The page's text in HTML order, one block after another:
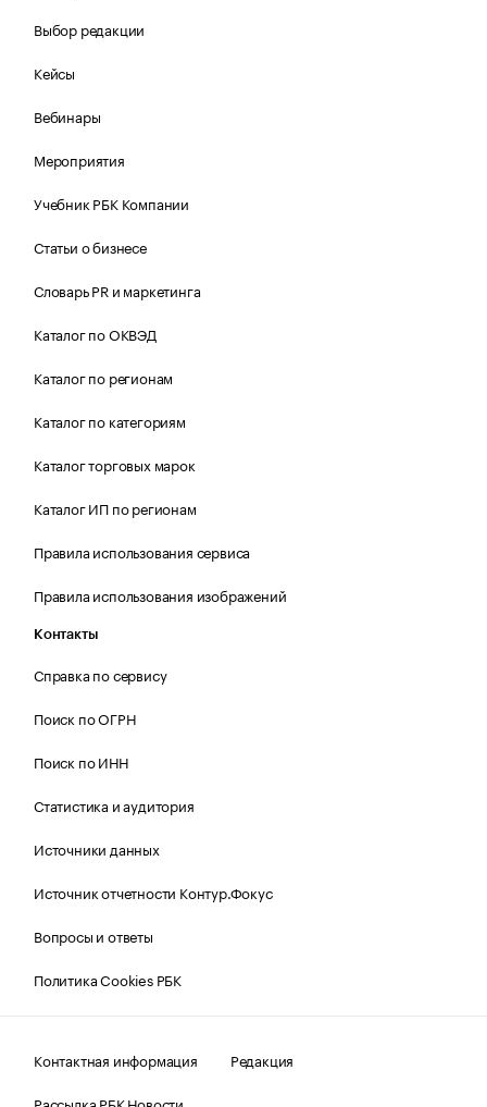
Выбор редакции
Кейсы
Вебинары
Мероприятия
Учебник РБК Компании
Статьи о бизнесе
Словарь PR и маркетинга
Каталог по ОКВЭД
Каталог по регионам
Каталог по категориям
Каталог торговых марок
Каталог ИП по регионам
Правила использования сервиса
Правила использования изображений
Контакты
Справка по сервису
Поиск по ОГРН
Поиск по ИНН
Статистика и аудитория
Источники данных
Источник отчетности Контур.Фокус
Вопросы и ответы
Политика Cookies РБК
Контактная информация
Редакция